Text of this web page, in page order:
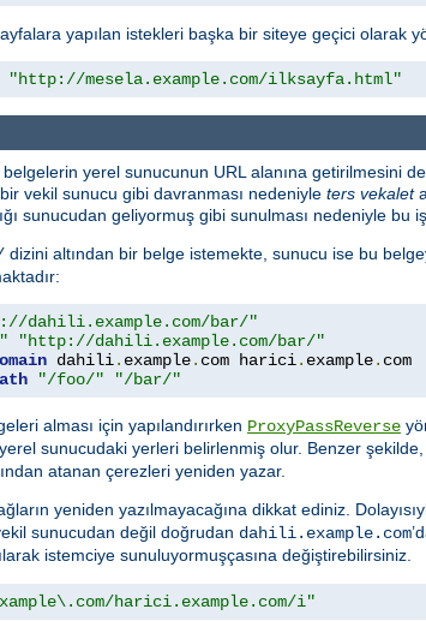
yapılan istekleri başka bir siteye geçici olarak
"http://mesela.example.com/ilksayfa.html"
yerel sunucunun URL alanına getirilmesini
vekil sunucu gibi davranması nedeniyle ters vekalet
sunucudan geliyormuş gibi sunulması nedeniyle bu
dizini altından bir belge istemekte, sunucu ise bu
dahili.example.com/bar/"
"http://dahili.example.com/bar/"
dahili. example. com harici. example.
"/foo/" "/bar/"
alması için yapılandırırken ProxyPassReverse
sunucudaki yerleri belirlenmiş olur. Benzer şekilde,
atanan çerezleri yeniden yazar.
yeniden yazılmayacağına dikkat ediniz.
sunucudan değil doğrudan dahili.example.com
istemciye sunuluyormuşçasına değiştirebilirsiniz.
harici.example.com/i"